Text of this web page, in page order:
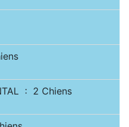
: 2 Chiens